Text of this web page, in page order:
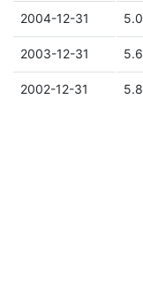
2004-12-31
2003-12-31
2002-12-31